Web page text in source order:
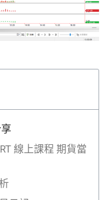
線上課程 期貨當